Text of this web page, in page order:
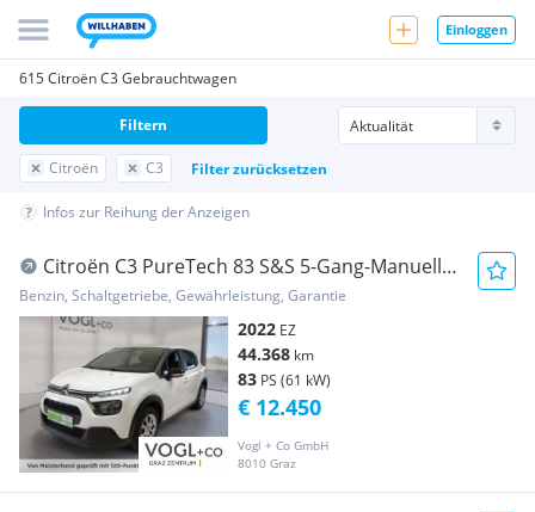
Einloggen
615 Citroën C3 Gebrauchtwagen
Citroën C3 Filter zurücksetzen
Filtern
Infos zur Reihung der Anzeigen
Citroën C3 PureTech 83 S&S 5-Gang-Manuell
Live
Benzin, Schaltgetriebe, Gewährleistung, Garantie
2022 EZ
44.368 km
83 PS (61 kW)
Vogl + Co GmbH
8010 Graz
€ 12.450